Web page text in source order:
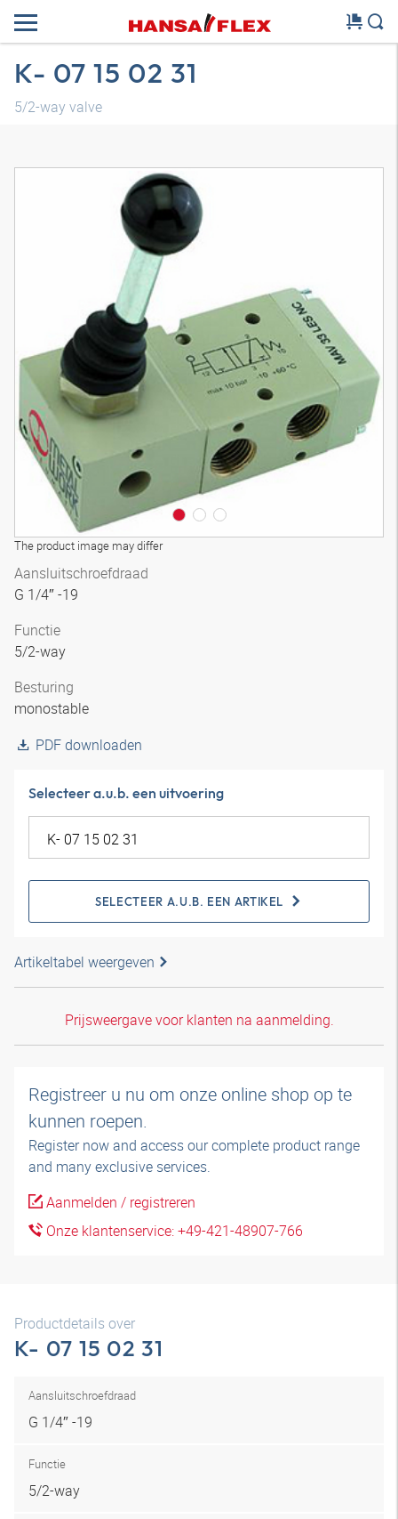
K- 07 15 02 31
5/2-way valve
The product image may differ
3D-model
Aansluitschroefdraad
G 1/4″ -19
Functie
5/2-way
Besturing
monostable
PDF downloaden
Selecteer a.u.b. een uitvoering
SELECTEER A.U.B. EEN ARTIKEL
Artikeltabel weergeven
Prijsweergave voor klanten na aanmelding.
Registreer u nu om onze online shop op te
kunnen roepen.
Register now and access our complete product range
and many exclusive services.
Aanmelden / registreren
Onze klantenservice: +49-421-48907-766
Productdetails over
K- 07 15 02 31
Aansluitschroefdraad
G 1/4″ -19
Functie
5/2-way